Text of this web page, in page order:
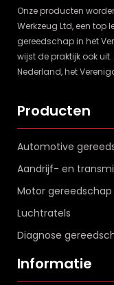
Onze producten
Werkzeug Ltd, een top
gereedschap in het
wijst de praktijk ook
Nederland, het
Producten
Automotive
Aandrijf- en
Motor gereedschap
Luchtratels
Diagnose
Informatie